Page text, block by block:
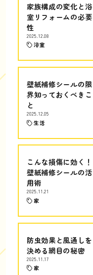
家族構成の変化と浴
室リフォームの必要
性
2025.12.08
浴室
壁紙補修シールの限
界知っておくべきこ
と
2025.12.05
生活
こんな損傷に効く！
壁紙補修シールの活
用術
2025.11.21
家
防虫効果と風通しを
決める網目の秘密
2025.11.17
家